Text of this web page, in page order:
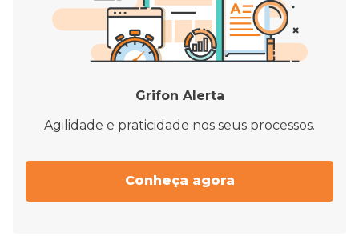
Grifon Alerta
Agilidade e praticidade nos seus processos.
Conheça agora